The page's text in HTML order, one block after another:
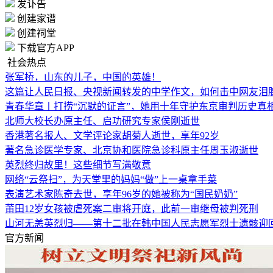
发讣告
创建家谱
创建祠堂
下载官方APP
社会热点
张军桥，山东的儿子，中国的英雄！
这篇让人民日报、央视新闻转发的中学作文，如何击中网友
青春华章丨打捞“沉默的证言”，她用十年守护东京审判历史真
北师大校长办原主任、启功研究专家侯刚逝世
香港著名报人、文学评论家胡菊人逝世，享年92岁
著名急诊医学专家、北京协和医院急诊科原主任周玉淑逝世
英烈终归故里！这些细节写满敬意
网络“云祭扫”，为天堂里的妈妈“做”上一桌拿手菜
表演艺术家陈奇去世，享年96岁的她被称为“国民奶奶”
莆田12岁女孩被虐死案二审将开庭，此前一审继母被判死刑
山河无恙英烈归——第十二批在韩中国人民志愿军烈士遗骸迎
官方新闻